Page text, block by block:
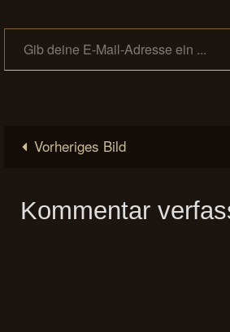
Gib deine E-Mail-Adresse ein ...
Vorheriges Bild
Kommentar